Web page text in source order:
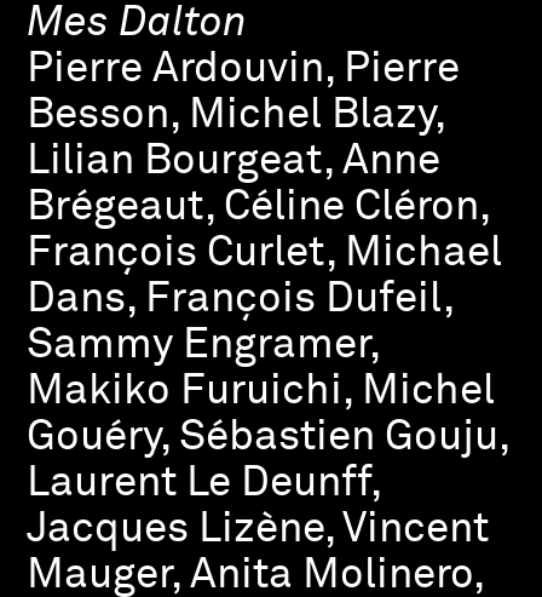
Mes Dalton
Pierre Ardouvin, Pierre
Besson, Michel Blazy,
Lilian Bourgeat, Anne
Brégeaut, Céline Cléron,
François Curlet, Michael
Dans, François Dufeil,
Sammy Engramer,
Makiko Furuichi, Michel
Gouéry, Sébastien Gouju,
Laurent Le Deunff,
Jacques Lizène, Vincent
Mauger, Anita Molinero,